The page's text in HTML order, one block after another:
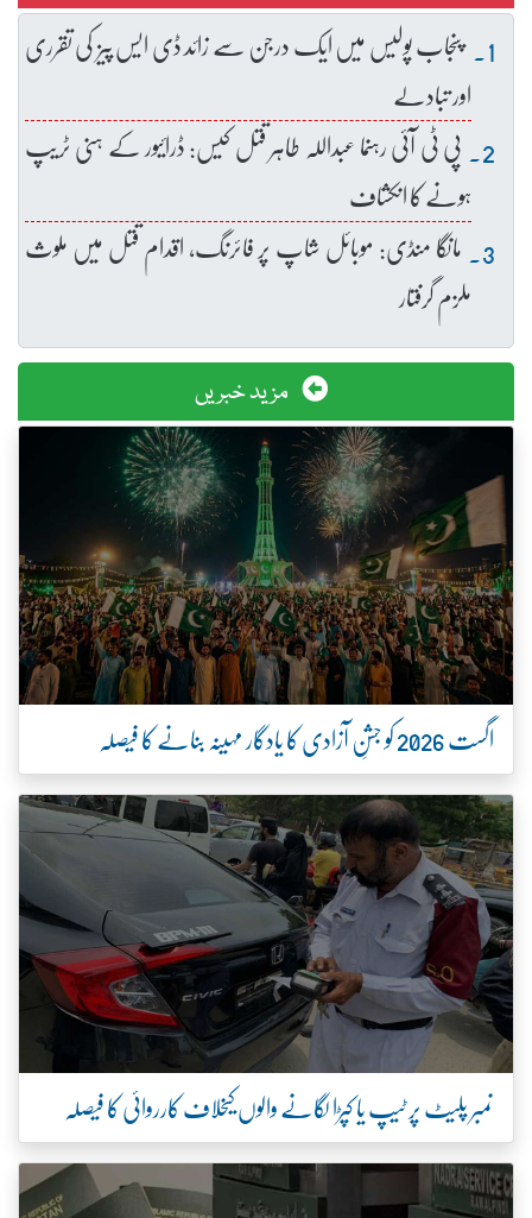
پنجاب پولیس میں ایک درجن سے زائد ڈی ایس پیز کی تقرری
اور تبادلے
پی ٹی آئی رہنما عبداللہ طاہر قتل کیس: ڈرائیور کے ہنی ٹریپ
ہونے کا انکشاف
مانگا منڈی: موبائل شاپ پر فائرنگ، اقدام قتل میں ملوث
ملزم گرفتار
مزید خبریں
اگست 2026 کو جشنِ آزادی کا یادگار مہینہ بنانے کا فیصلہ
نمبر پلیٹ پر ٹیپ یا کپڑا لگانے والوں کیخلاف کارروائی کا فیصلہ